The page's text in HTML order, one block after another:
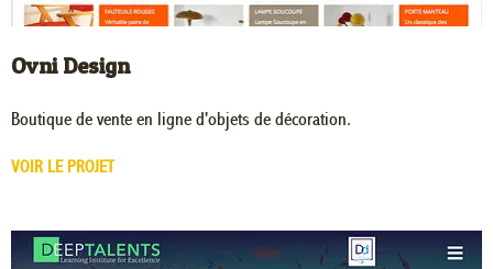
Ovni Design
Boutique de vente en ligne d'objets de décoration.
VOIR LE PROJET